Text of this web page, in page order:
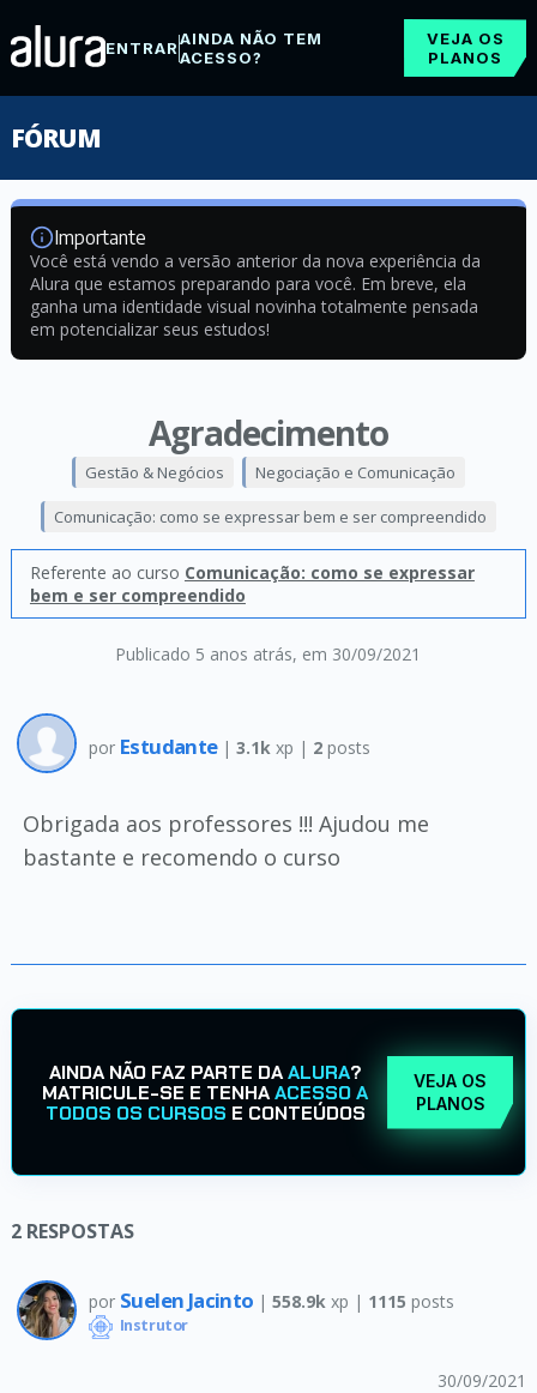
ENTRARAINDA NÃO TEM
ACESSO?
VEJA OS
PLANOS
FÓRUM
Importante
Você está vendo a versão anterior da nova experiência da
Alura que estamos preparando para você. Em breve, ela
ganha uma identidade visual novinha totalmente pensada
em potencializar seus estudos!
Agradecimento
Publicado 5 anos atrás, em 30/09/2021
Gestão & Negócios Negociação e Comunicação
Comunicação: como se expressar bem e ser compreendido
Referente ao curso Comunicação: como se expressar
bem e ser compreendido
por Estudante | 3.1k xp | 2posts
Obrigada aos professores !!! Ajudou me
bastante e recomendo o curso
AINDA NÃO FAZ PARTE DAALURA?
MATRICULE-SE E TENHAACESSO A
TODOS OS CURSOS E CONTEÚDOS
VEJA OS
PLANOS
2 RESPOSTAS
por Suelen Jacinto | 558.9k xp | 1115 posts
Instrutor
30/09/2021